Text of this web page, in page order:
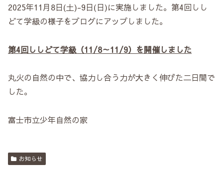
2025年11月8日(土)-9日(日)に実施しました。第4回しし
どて学級の様子をブログにアップしました。
第4回ししどて学級（11/8～11/9）を開催しました
丸火の自然の中で、協力し合う力が大きく伸びた二日間で
した。
富士市立少年自然の家
お知らせ